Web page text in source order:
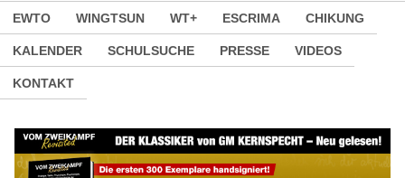
EWTO WINGTSUN WT+ ESCRIMA CHIKUNG
KALENDER SCHULSUCHE PRESSE VIDEOS
KONTAKT